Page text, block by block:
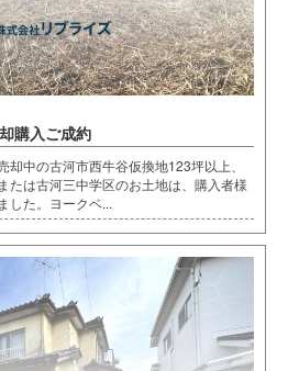
購入ご成約
却中の古河市西牛谷仮換地123坪以上、
たは古河三中学区のお土地は、購入者様
した。ヨークベ...